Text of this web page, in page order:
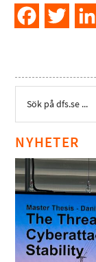
FacebookTwitter
NYHETER